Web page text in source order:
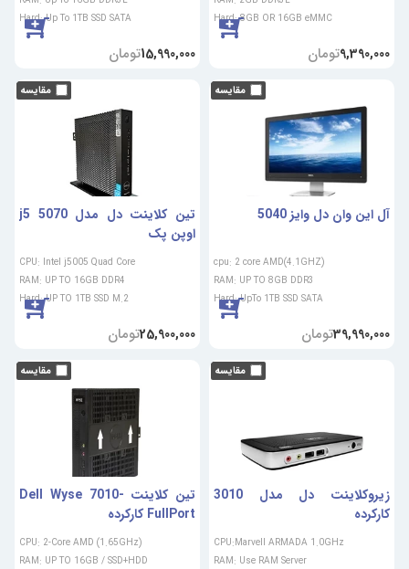
Hard: 8GB OR 16GB eMMC
9,390,000تومان
Hard: Up To 1TB SSD SATA
15,990,000تومان
آل این وان دل وایز 5040
cpu: 2 core AMD(4.1GHZ)
RAM: UP TO 8GB DDR3
Hard: UpTo 1TB SSD SATA
39,990,000تومان
تین کلاینت دل مدل 5070 j5
اوپن پک
CPU: Intel j5005 Quad Core
RAM: UP TO 16GB DDR4
Hard: UP TO 1TB SSD M.2
25,900,000تومان
زیروکلاینت دل مدل 3010
کارکرده
CPU:Marvell ARMADA 1.0GHz
RAM: Use RAM Server
تین کلاینت Dell Wyse 7010-
FullPort کارکرده
CPU: 2-Core AMD (1.65GHz)
RAM: UP TO 16GB / SSD+HDD